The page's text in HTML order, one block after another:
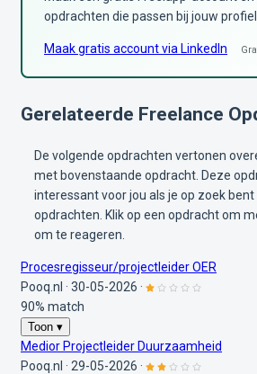
opdrachten die passen bij jouw
Maak gratis account via LinkedIn
Gerelateerde Freelance
De volgende opdrachten vertonen
met bovenstaande opdracht. Deze
interessant voor jou als je op zoek
opdrachten. Klik op een opdracht om
om te reageren.
Procesregisseur/projectleider OER
Pooq.nl · 30-05-2026 ·
90% match
Toon ▾
Medior Projectleider Duurzaamheid
Pooq.nl · 29-05-2026 ·